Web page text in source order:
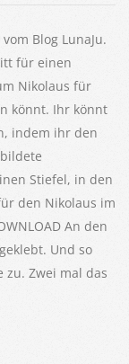
Blog LunaJu.
für einen
Nikolaus für
könnt. Ihr könnt
indem ihr den
Stiefel, in den
den Nikolaus im
An den
Und so
Zwei mal das